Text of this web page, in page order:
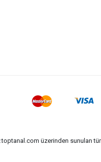
üzerinden sunulan